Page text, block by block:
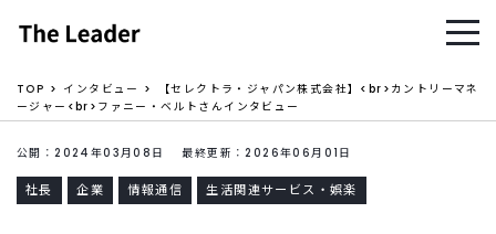
TOP インタビュー
【セレクトラ・ジャパン株式会社】<br>カントリーマネ
ージャー<br>ファニー・ベルトさんインタビュー
公開：2024年03月08日 最終更新：2026年06月01日
社長 企業 情報通信 生活関連サービス・娯楽